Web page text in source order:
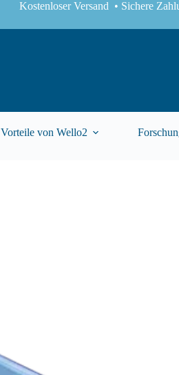
Kostenloser Versand • Sichere
Vorteile von Wello2